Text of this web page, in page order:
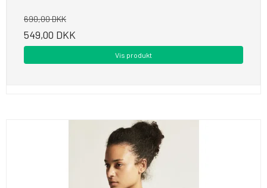
690,00 DKK
549,00 DKK
Vis produkt